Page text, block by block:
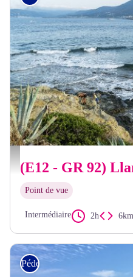
(E12 - GR 92)
Point de vue
Intermédiaire 2h 6km
Pédestre